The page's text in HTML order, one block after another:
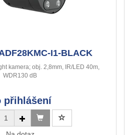
I1-BLACK
kamera; obj. 2,8mm, IR/LED 40m,
WDR130 dB
přihlášení